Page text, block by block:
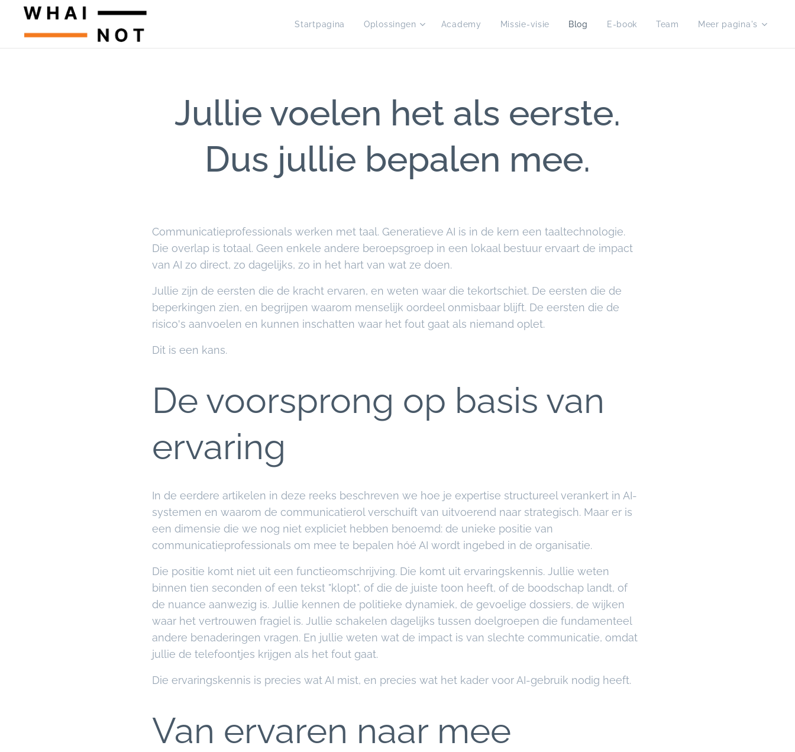
Startpagina Oplossingen Academy Missie-visie Blog E-book Team Meer pagina's
Jullie voelen het als eerste.
Dus jullie bepalen mee.
Communicatieprofessionals werken met taal. Generatieve AI is in de kern een taaltechnologie.
Die overlap is totaal. Geen enkele andere beroepsgroep in een lokaal bestuur ervaart de impact
van AI zo direct, zo dagelijks, zo in het hart van wat ze doen.
Jullie zijn de eersten die de kracht ervaren, en weten waar die tekortschiet. De eersten die de
beperkingen zien, en begrijpen waarom menselijk oordeel onmisbaar blijft. De eersten die de
risico's aanvoelen en kunnen inschatten waar het fout gaat als niemand oplet.
Dit is een kans.
De voorsprong op basis van
ervaring
In de eerdere artikelen in deze reeks beschreven we hoe je expertise structureel verankert in AI-
systemen en waarom de communicatierol verschuift van uitvoerend naar strategisch. Maar er is
een dimensie die we nog niet expliciet hebben benoemd: de unieke positie van
communicatieprofessionals om mee te bepalen hóé AI wordt ingebed in de organisatie.
Die positie komt niet uit een functieomschrijving. Die komt uit ervaringskennis. Jullie weten
binnen tien seconden of een tekst "klopt", of die de juiste toon heeft, of de boodschap landt, of
de nuance aanwezig is. Jullie kennen de politieke dynamiek, de gevoelige dossiers, de wijken
waar het vertrouwen fragiel is. Jullie schakelen dagelijks tussen doelgroepen die fundamenteel
andere benaderingen vragen. En jullie weten wat de impact is van slechte communicatie, omdat
jullie de telefoontjes krijgen als het fout gaat.
Die ervaringskennis is precies wat AI mist, en precies wat het kader voor AI-gebruik nodig heeft.
Van ervaren naar mee